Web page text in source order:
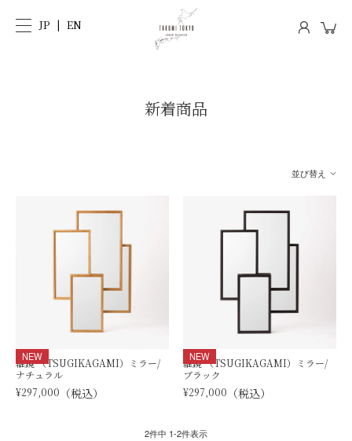
JP EN
新着商品
並び替え
NEW
継鏡 （TSUGIKAGAMI）ミラー/
ナチュラル
¥297,000 税込
NEW
継鏡 （TSUGIKAGAMI）ミラー/
ブラック
¥297,000 税込
2件中 1-2件表示